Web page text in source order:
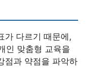
가 다르기 때문에,
인 맞춤형 교육을
점과 약점을 파악하